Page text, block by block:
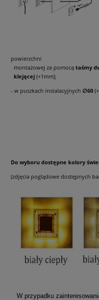
powierzchni
montażowej za pomocą taśmy
klejącej (+1mm);
- w puszkach instalacyjnych ∅60
Do wyboru dostępne kolory
(zdjęcia poglądowe dostępnych
W przypadku